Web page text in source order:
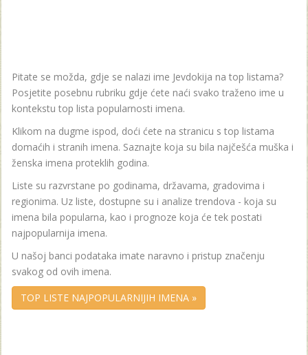
Pitate se možda, gdje se nalazi ime Jevdokija na top listama?
Posjetite posebnu rubriku gdje ćete naći svako traženo ime u
kontekstu top lista popularnosti imena.
Klikom na dugme ispod, doći ćete na stranicu s top listama
domaćih i stranih imena. Saznajte koja su bila najčešća muška i
ženska imena proteklih godina.
Liste su razvrstane po godinama, državama, gradovima i
regionima. Uz liste, dostupne su i analize trendova - koja su
imena bila popularna, kao i prognoze koja će tek postati
najpopularnija imena.
U našoj banci podataka imate naravno i pristup značenju
svakog od ovih imena.
TOP LISTE NAJPOPULARNIJIH IMENA »